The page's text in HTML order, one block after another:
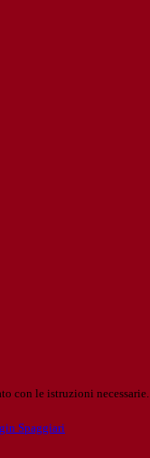
con le istruzioni necessarie.
Spaggiari